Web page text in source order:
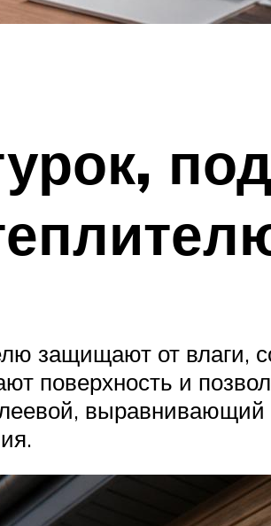
защищают от влаги,
поверхность и